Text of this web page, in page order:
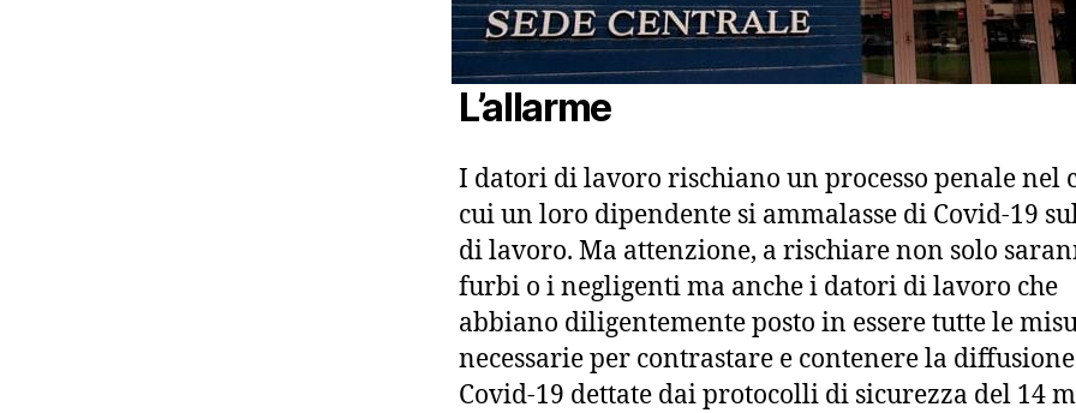
L’allarme
I datori di lavoro rischiano un processo penale nel
cui un loro dipendente si ammalasse di Covid-19
di lavoro. Ma attenzione, a rischiare non solo
furbi o i negligenti ma anche i datori di lavoro che
abbiano diligentemente posto in essere tutte le
necessarie per contrastare e contenere la
Covid-19 dettate dai protocolli di sicurezza del 14